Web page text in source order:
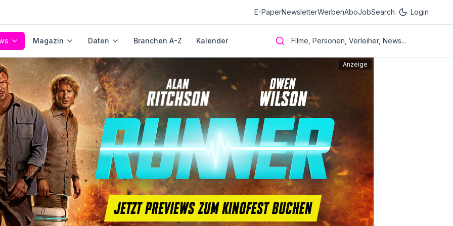
E-PaperNewsletterWerbenAboJobSearch Login
Magazin Daten Branchen A-Z Kalender Filme, Personen, Verleiher, News...
Anzeige